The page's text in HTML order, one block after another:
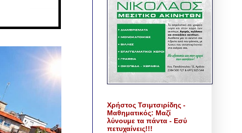
Χρήστος Τσιμτσιρίδης -
Μαθηματικός: Μαζί
λύνουμε τα πάντα - Εσύ
πετυχαίνεις!!!